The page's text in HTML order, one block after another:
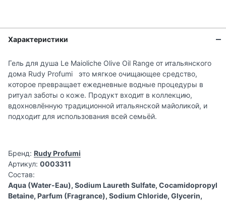
Характеристики
Гель для душа Le Maioliche Olive Oil Range от итальянского
дома Rudy Profumi это мягкое очищающее средство,
которое превращает ежедневные водные процедуры в
ритуал заботы о коже. Продукт входит в коллекцию,
вдохновлённую традиционной итальянской майоликой, и
подходит для использования всей семьёй.
Бренд: Rudy Profumi
Артикул: 0003311
Состав:
Aqua (Water-Eau), Sodium Laureth Sulfate, Cocamidopropyl
Betaine, Parfum (Fragrance), Sodium Chloride, Glycerin,